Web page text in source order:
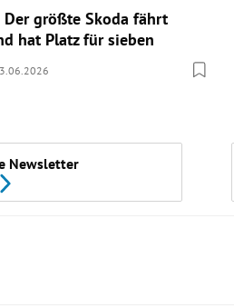
Der größte Skoda fährt
hat Platz für sieben
Newsletter